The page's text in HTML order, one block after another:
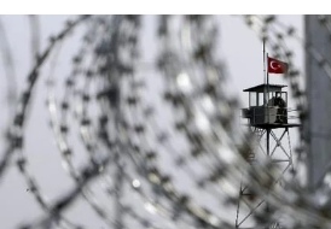
berlin
nord
wahrheit
verlag